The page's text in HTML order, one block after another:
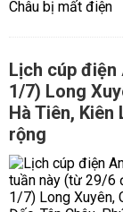
Lịch cúp điện
1/7) Long
Hà Tiên,
rộng